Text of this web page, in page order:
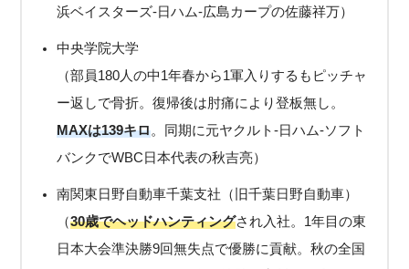
浜ベイスターズ-日ハム-広島カープの佐藤祥万）
中央学院大学
（部員180人の中1年春から1軍入りするもピッチャ
ー返しで骨折。復帰後は肘痛により登板無し。
MAXは139キロ。同期に元ヤクルト-日ハム-ソフト
バンクでWBC日本代表の秋吉亮）
南関東日野自動車千葉支社（旧千葉日野自動車）
（30歳でヘッドハンティングされ入社。1年目の東
日本大会準決勝9回無失点で優勝に貢献。秋の全国